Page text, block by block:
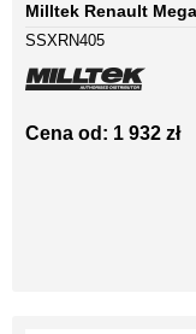
Milltek Renault
SSXRN405
Cena od: 1 932 zł